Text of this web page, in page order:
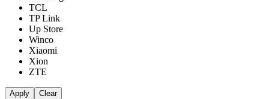
TCL
TP Link
Up Store
Winco
Xiaomi
Xion
ZTE
Apply Clear